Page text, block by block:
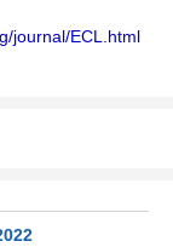
流平台。
journal/ECL.html